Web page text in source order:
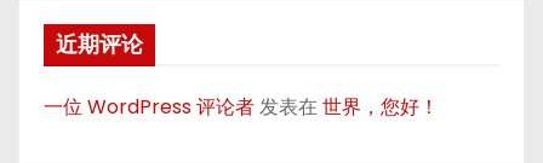
近期评论
一位 WordPress 评论者发表在世界，您好！